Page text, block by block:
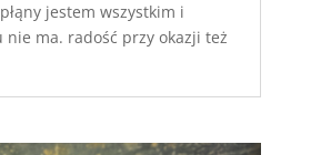
jestem wszystkim i
nie ma. radość przy okazji też